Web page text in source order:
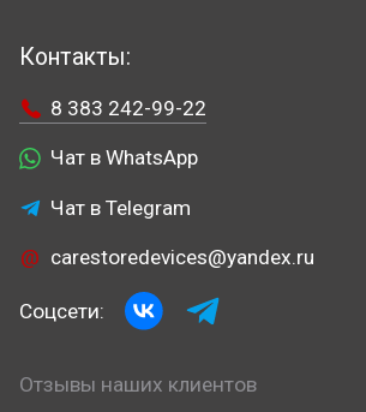
Контакты:
8 383 242-99-22
Чат в WhatsApp
Чат в Telegram
carestoredevices@yandex.ru
Соцсети:
Отзывы наших клиентов